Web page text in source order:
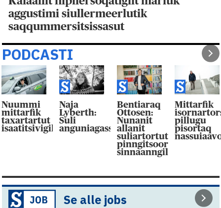
aggustimi siullermeerlutik
saqqummersitsissasut
PODCASTI
Nuummi
mittarfik
taxartartut
isaatitsivigilluarpaat
Naja
Lyberth:
Suli
anguniagassaqaqaagut
Bentiaraq
Ottosen:
Nunanit
allanit
suliartortut
pinngitsoor-
Mittarfik
pillugu
pisortaq
Se alle jobs